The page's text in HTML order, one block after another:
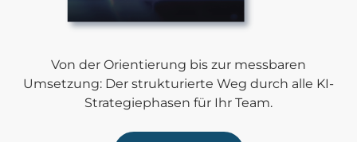
Von der Orientierung bis zur messbaren
Umsetzung: Der strukturierte Weg durch alle KI-
Strategiephasen für Ihr Team.